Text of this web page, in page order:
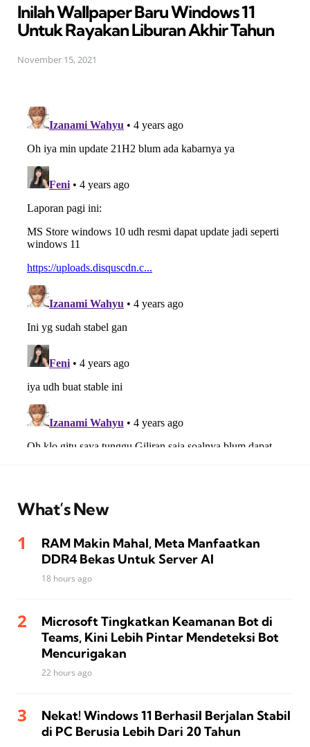
Inilah Wallpaper Baru Windows 11
Untuk Rayakan Liburan Akhir Tahun
November 15, 2021
What’s New
RAM Makin Mahal, Meta Manfaatkan
DDR4 Bekas Untuk Server AI
18 hours ago
Microsoft Tingkatkan Keamanan Bot di
Teams, Kini Lebih Pintar Mendeteksi Bot
Mencurigakan
22 hours ago
Nekat! Windows 11 Berhasil Berjalan Stabil
di PC Berusia Lebih Dari 20 Tahun